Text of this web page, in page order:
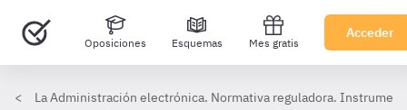
Oposiciones Esquemas Mes gratis
Acceder
La Administración electrónica. Normativa reguladora.